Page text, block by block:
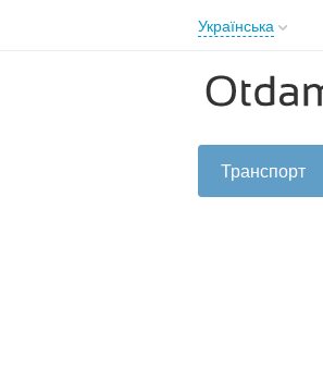
Українська
English
Русский
Українська
Транспорт